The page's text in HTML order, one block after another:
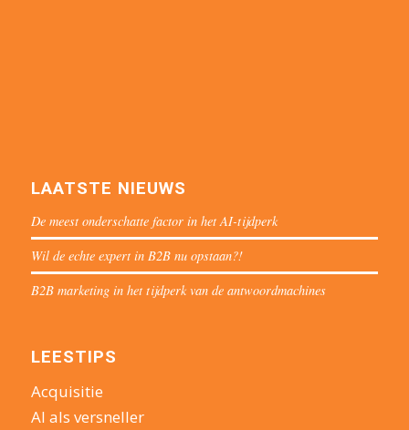
LAATSTE NIEUWS
De meest onderschatte factor in het AI-tijdperk
Wil de echte expert in B2B nu opstaan?!
B2B marketing in het tijdperk van de antwoordmachines
LEESTIPS
Acquisitie
AI als versneller